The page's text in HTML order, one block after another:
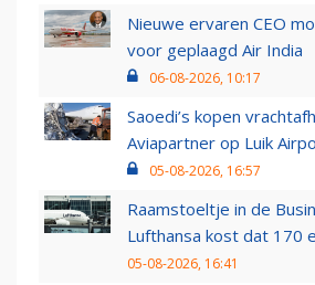
Nieuwe ervaren CEO
voor geplaagd Air India
06-08-2026, 10:17
Saoedi’s kopen
Aviapartner op Luik
05-08-2026, 16:57
Raamstoeltje in de
Lufthansa kost dat 170
05-08-2026, 16:41